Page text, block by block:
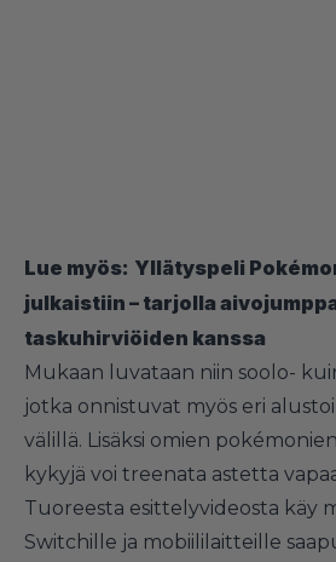
Lue myös: Yllätyspeli
julkaistiin – tarjolla
taskuhirviöiden kanssa
Mukaan luvataan niin soolo-
jotka onnistuvat myös eri
välillä. Lisäksi omien
kykyjä voi treenata astetta
Tuoreesta esittelyvideosta käy
Switchille ja mobiililaitteille